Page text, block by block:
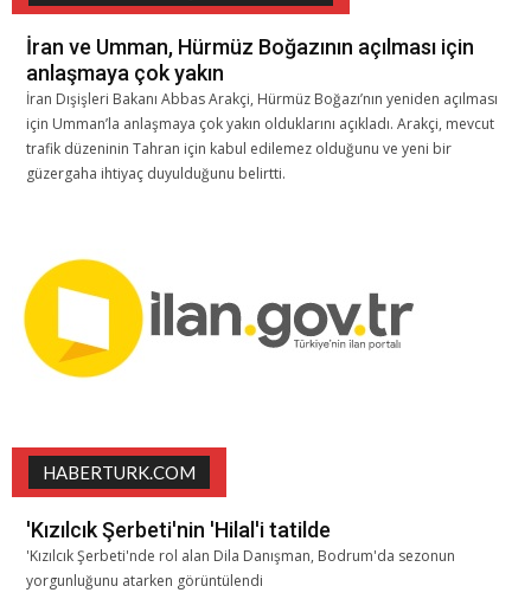
İran ve Umman, Hürmüz Boğazının açılması için
anlaşmaya çok yakın
İran Dışişleri Bakanı Abbas Arakçi, Hürmüz Boğazı’nın yeniden açılması
için Umman’la anlaşmaya çok yakın olduklarını açıkladı. Arakçi, mevcut
trafik düzeninin Tahran için kabul edilemez olduğunu ve yeni bir
güzergaha ihtiyaç duyulduğunu belirtti.
HABERTURK.COM
'Kızılcık Şerbeti'nin 'Hilal'i tatilde
'Kızılcık Şerbeti'nde rol alan Dila Danışman, Bodrum'da sezonun
yorgunluğunu atarken görüntülendi